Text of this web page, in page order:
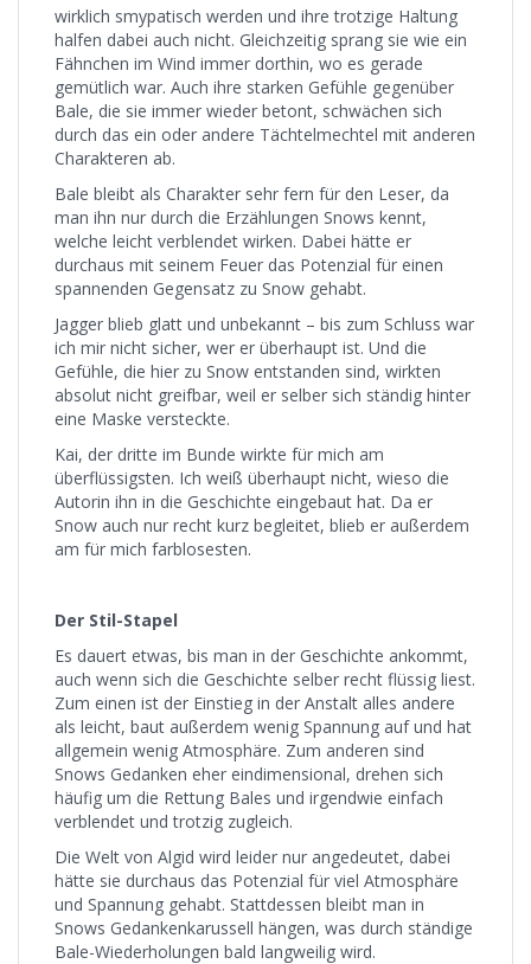
wirklich smypatisch werden und ihre trotzige Haltung
halfen dabei auch nicht. Gleichzeitig sprang sie wie ein
Fähnchen im Wind immer dorthin, wo es gerade
gemütlich war. Auch ihre starken Gefühle gegenüber
Bale, die sie immer wieder betont, schwächen sich
durch das ein oder andere Tächtelmechtel mit anderen
Charakteren ab.
Bale bleibt als Charakter sehr fern für den Leser, da
man ihn nur durch die Erzählungen Snows kennt,
welche leicht verblendet wirken. Dabei hätte er
durchaus mit seinem Feuer das Potenzial für einen
spannenden Gegensatz zu Snow gehabt.
Jagger blieb glatt und unbekannt – bis zum Schluss war
ich mir nicht sicher, wer er überhaupt ist. Und die
Gefühle, die hier zu Snow entstanden sind, wirkten
absolut nicht greifbar, weil er selber sich ständig hinter
eine Maske versteckte.
Kai, der dritte im Bunde wirkte für mich am
überflüssigsten. Ich weiß überhaupt nicht, wieso die
Autorin ihn in die Geschichte eingebaut hat. Da er
Snow auch nur recht kurz begleitet, blieb er außerdem
am für mich farblosesten.
Der Stil-Stapel
Es dauert etwas, bis man in der Geschichte ankommt,
auch wenn sich die Geschichte selber recht flüssig liest.
Zum einen ist der Einstieg in der Anstalt alles andere
als leicht, baut außerdem wenig Spannung auf und hat
allgemein wenig Atmosphäre. Zum anderen sind
Snows Gedanken eher eindimensional, drehen sich
häufig um die Rettung Bales und irgendwie einfach
verblendet und trotzig zugleich.
Die Welt von Algid wird leider nur angedeutet, dabei
hätte sie durchaus das Potenzial für viel Atmosphäre
und Spannung gehabt. Stattdessen bleibt man in
Snows Gedankenkarussell hängen, was durch ständige
Bale-Wiederholungen bald langweilig wird.